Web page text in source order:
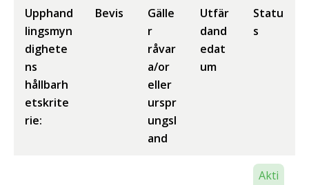
Upphand
lingsmyn
dighete
ns
hållbarh
etskrite
rie:
Bevis
Gälle
r
råvar
a/or
eller
urspr
ungsl
and
Utfär
dand
edat
um
Statu
s
Akti